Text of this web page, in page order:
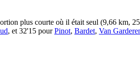
plus courte où il était seul (9,66 km,
, et 32'15 pourPinot, Bardet, Van